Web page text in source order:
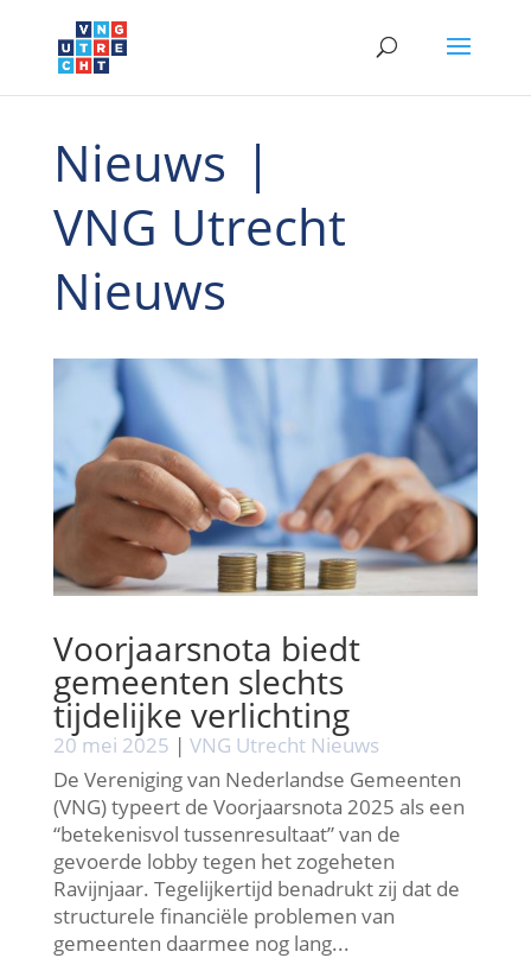
Nieuws |
VNG Utrecht
Nieuws
Voorjaarsnota biedt
gemeenten slechts
tijdelijke verlichting
20 mei 2025 | VNG Utrecht Nieuws
De Vereniging van Nederlandse Gemeenten
(VNG) typeert de Voorjaarsnota 2025 als een
“betekenisvol tussenresultaat” van de
gevoerde lobby tegen het zogeheten
Ravijnjaar. Tegelijkertijd benadrukt zij dat de
structurele financiële problemen van
gemeenten daarmee nog lang...